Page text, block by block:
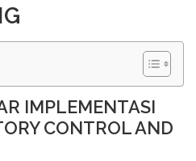
IMPLEMENTASI
CONTROL AND